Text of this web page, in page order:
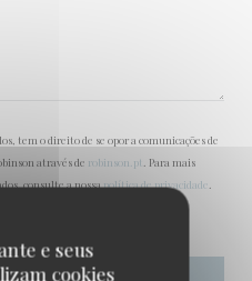
e seus
cookies
tem o direito de se opor a comunicações de
através de robinson.pt . Para mais
consulte a nossapolítica de privacidade